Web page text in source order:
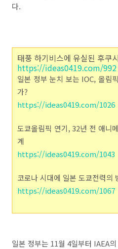
다.
태풍 하기비스에 유실된 후쿠
https://ideas0419.com/992
일본 정부 눈치 보는 IOC, 올림
가?
https://ideas0419.com/1026
도쿄올림픽 연기, 32년 전 애니
계
https://ideas0419.com/1043
코로나 시대에 일본 도쿄전력의
https://ideas0419.com/1067
일본 정부는 11월 4일부터 IAEA